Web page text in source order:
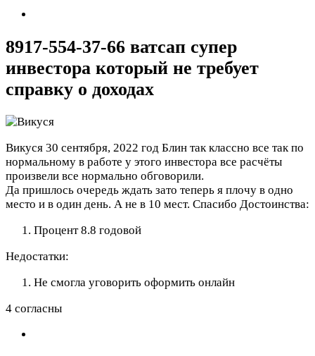
8917-554-37-66 ватсап супер
инвестора который не требует
справку о доходах
Викуся 30 сентября, 2022 год Блин так классно все так по
нормальному в работе у этого инвестора все расчёты
произвели все нормально обговорили.
Да пришлось очередь ждать зато теперь я плочу в одно
место и в один день. А не в 10 мест. Спасибо Достоинства:
Процент 8.8 годовой
Недостатки:
Не смогла уговорить оформить онлайн
4 согласны